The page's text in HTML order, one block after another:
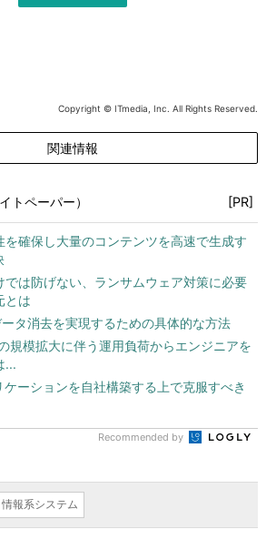
Copyright © ITmedia, Inc. All Rights Reserved.
関連情報
トペーパー） [PR]
を確保し大量のコンテンツを高速で生成す
では防げない、ランサムウェア対策に必要
とは
ータ消去を実現するための具体的な方法
規模拡大に伴う運用負荷からエンジニアを
...
ーションを自社構築する上で克服すべき
Recommended by
情報系システム